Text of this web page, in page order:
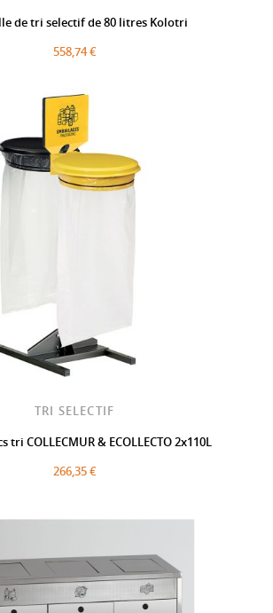
de tri selectif de 80 litres Kolotri
558,74 €
TRI SELECTIF
tri COLLECMUR & ECOLLECTO 2x110L
266,35 €